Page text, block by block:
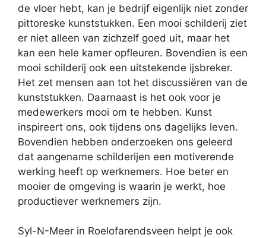
de vloer hebt, kan je bedrijf eigenlijk niet zonder
pittoreske kunststukken. Een mooi schilderij ziet
er niet alleen van zichzelf goed uit, maar het
kan een hele kamer opfleuren. Bovendien is een
mooi schilderij ook een uitstekende ijsbreker.
Het zet mensen aan tot het discussiëren van de
kunststukken. Daarnaast is het ook voor je
medewerkers mooi om te hebben. Kunst
inspireert ons, ook tijdens ons dagelijks leven.
Bovendien hebben onderzoeken ons geleerd
dat aangename schilderijen een motiverende
werking heeft op werknemers. Hoe beter en
mooier de omgeving is waarin je werkt, hoe
productiever werknemers zijn.
Syl-N-Meer in Roelofarendsveen helpt je ook